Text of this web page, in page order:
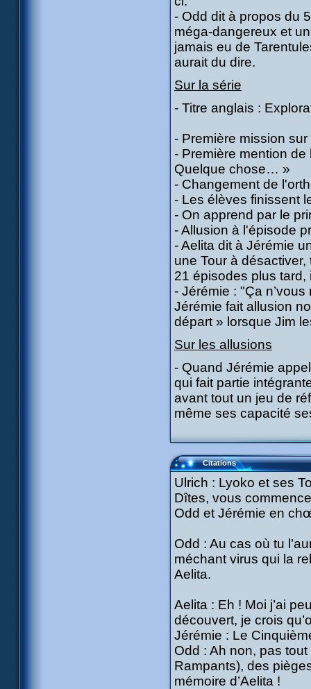
- Odd dit à propos du
méga-dangereux et
jamais eu de
aurait du dire.
Sur la série
- Titre anglais :
- Première mission
- Première mention
Quelque chose… »
- Changement de
- Les élèves finissent
- On apprend par le
- Allusion à l'épisode
- Aelita dit à Jérémie
une Tour à
21 épisodes plus tard,
- Jérémie : "Ça
Jérémie fait allusion
départ » lorsque Jim
Sur les allusions
- Quand Jérémie
qui fait partie
avant tout un jeu de
même ses capacité
Citations
Ulrich : Lyoko et ses
Dîtes, vous
Odd et Jérémie en
Odd : Au cas où tu
méchant virus qui la
Aelita.
Aelita : Eh ! Moi j’ai
découvert, je crois
Jérémie : Le
Odd : Ah non, pas
Rampants), des
mémoire d’Aelita !